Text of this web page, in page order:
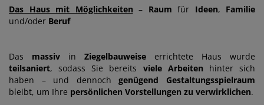
Das Haus mit Möglichkeiten – Raum für Ideen, Familie
und/oder Beruf
Das massiv in Ziegelbauweise errichtete Haus wurde
teilsaniert, sodass Sie bereits viele Arbeiten hinter sich
haben – und dennochgenügend Gestaltungsspielraum
bleibt, um Ihre persönlichen Vorstellungen zu verwirklichen.